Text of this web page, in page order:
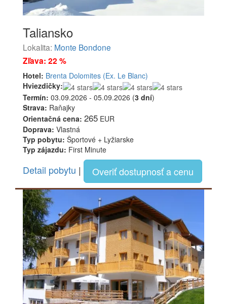
Taliansko
Lokalita: Monte Bondone
Zľava: 22 %
Hotel: Brenta Dolomites (Ex. Le Blanc)
Hviezdičky:
Termín: 03.09.2026 - 05.09.2026 (3 dní)
Strava: Raňajky
Orientačná cena: 265 EUR
Doprava: Vlastná
Typ pobytu: Športové + Lyžiarske
Typ zájazdu: First Minute
Detail pobytu | Overiť dostupnosť a cenu